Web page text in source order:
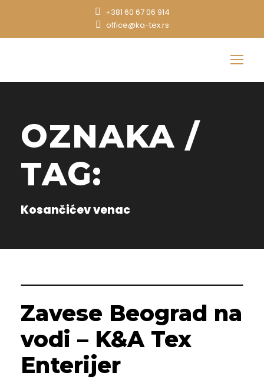
+381 60 67 06 914
office@ka-tex.rs
OZNAKA /
TAG:
Kosančićev venac
Zavese Beograd na
vodi – K&A Tex
Enterijer